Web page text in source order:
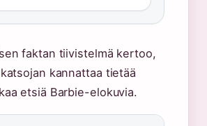
faktan tiivistelmä kertoo,
kannattaa tietää
etsiä Barbie-elokuvia.